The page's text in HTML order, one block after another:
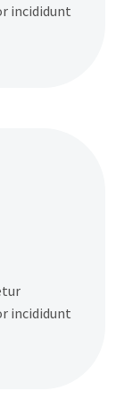
incididunt
incididunt